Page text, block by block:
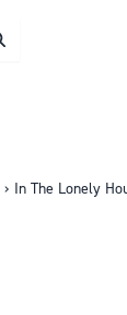
› In The Lonely